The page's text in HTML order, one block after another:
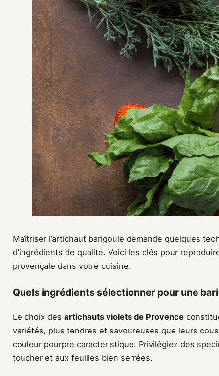
Maîtriser l’artichaut barigoule demande quelques
d’ingrédients de qualité. Voici les clés pour
provençale dans votre cuisine.
Quels ingrédients sélectionner pour une
Le choix des artichauts violets de Provence
variétés, plus tendres et savoureuses que leurs
couleur pourpre caractéristique. Privilégiez des
toucher et aux feuilles bien serrées.